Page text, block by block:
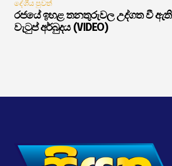
දේශීය පුවත්
රජයේ ඉහළ තනතුරුවල උද්ගත වී ඇති
වැටුප් අර්බුදය (VIDEO)